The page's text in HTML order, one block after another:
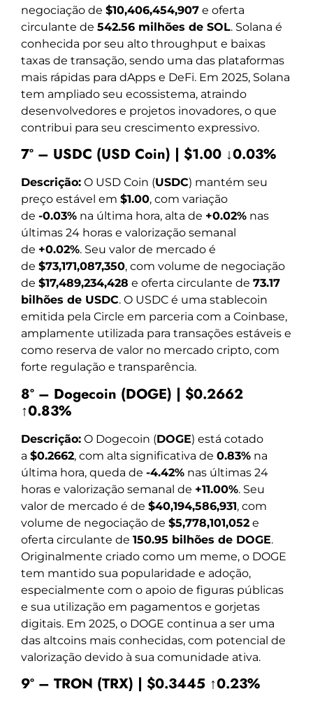
negociação de $10,406,454,907 e oferta
circulante de 542.56 milhões de SOL. Solana é
conhecida por seu alto throughput e baixas
taxas de transação, sendo uma das plataformas
mais rápidas para dApps e DeFi. Em 2025, Solana
tem ampliado seu ecossistema, atraindo
desenvolvedores e projetos inovadores, o que
contribui para seu crescimento expressivo.
7º – USDC (USD Coin) | $1.00 ↓0.03%
Descrição: O USD Coin (USDC) mantém seu
preço estável em $1.00, com variação
de -0.03% na última hora, alta de +0.02% nas
últimas 24 horas e valorização semanal
de +0.02%. Seu valor de mercado é
de $73,171,087,350, com volume de negociação
de $17,489,234,428 e oferta circulante de 73.17
bilhões de USDC. O USDC é uma stablecoin
emitida pela Circle em parceria com a Coinbase,
amplamente utilizada para transações estáveis e
como reserva de valor no mercado cripto, com
forte regulação e transparência.
8º – Dogecoin (DOGE) | $0.2662
↑0.83%
Descrição: O Dogecoin (DOGE) está cotado
a $0.2662, com alta significativa de 0.83% na
última hora, queda de -4.42% nas últimas 24
horas e valorização semanal de +11.00%. Seu
valor de mercado é de $40,194,586,931, com
volume de negociação de $5,778,101,052 e
oferta circulante de 150.95 bilhões de DOGE.
Originalmente criado como um meme, o DOGE
tem mantido sua popularidade e adoção,
especialmente com o apoio de figuras públicas
e sua utilização em pagamentos e gorjetas
digitais. Em 2025, o DOGE continua a ser uma
das altcoins mais conhecidas, com potencial de
valorização devido à sua comunidade ativa.
9º – TRON (TRX) | $0.3445 ↑0.23%